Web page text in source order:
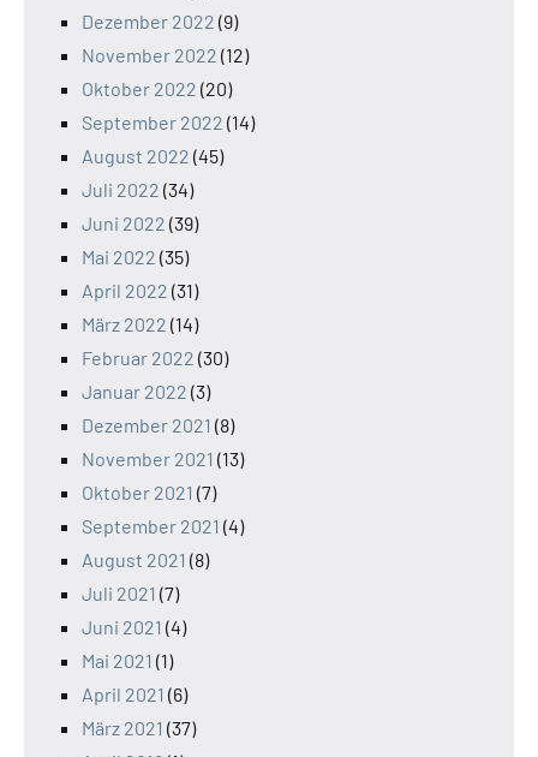
Dezember 2022 (9)
November 2022 (12)
Oktober 2022 (20)
September 2022 (14)
August 2022 (45)
Juli 2022 (34)
Juni 2022 (39)
Mai 2022 (35)
April 2022 (31)
März 2022 (14)
Februar 2022 (30)
Januar 2022 (3)
Dezember 2021 (8)
November 2021 (13)
Oktober 2021 (7)
September 2021 (4)
August 2021 (8)
Juli 2021 (7)
Juni 2021 (4)
Mai 2021 (1)
April 2021 (6)
März 2021 (37)